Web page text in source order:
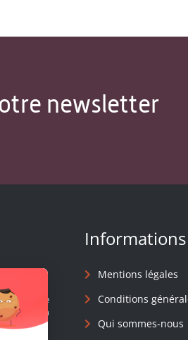
newsletter
l'Homme
en
Informations
Mentions légales
Conditions
Qui sommes-nous